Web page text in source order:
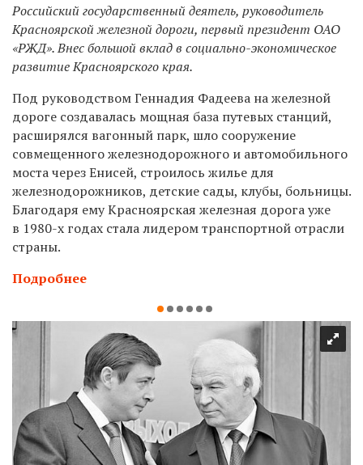
Российский государственный деятель, руководитель
Красноярской железной дороги, первый президент ОАО
«РЖД». Внес большой вклад в социально-экономическое
развитие Красноярского края.
Под руководством Геннадия Фадеева на железной
дороге создавалась мощная база путевых станций,
расширялся вагонный парк, шло сооружение
совмещенного железнодорожного и автомобильного
моста через Енисей, строилось жилье для
железнодорожников, детские сады, клубы, больницы.
Благодаря ему Красноярская железная дорога уже
в 1980-х годах стала лидером транспортной отрасли
страны.
Подробнее